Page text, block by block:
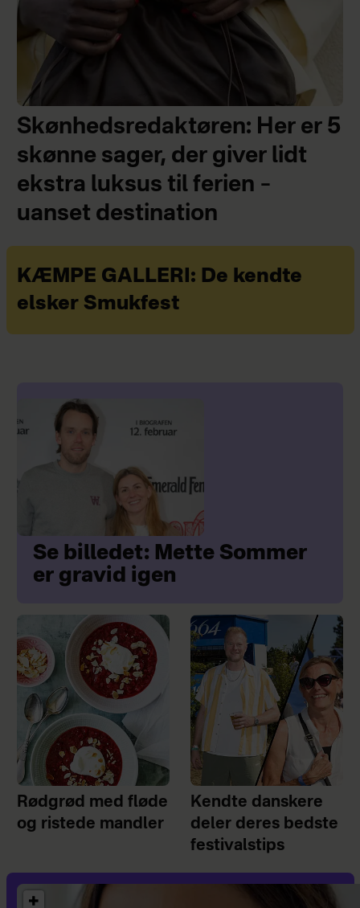
Skønhedsredaktøren: Her er 5
skønne sager, der giver lidt
ekstra luksus til ferien –
uanset destination
KÆMPE GALLERI: De kendte
elsker Smukfest
Se billedet: Mette Sommer
er gravid igen
Rødgrød med fløde
og ristede mandler
Kendte danskere
deler deres bedste
festivalstips